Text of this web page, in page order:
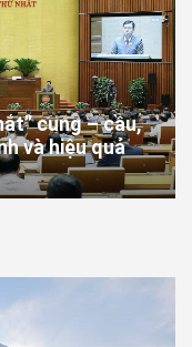
cung – cầu,
và hiệu quả